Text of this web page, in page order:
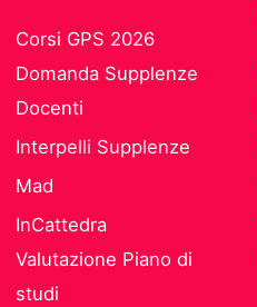
Corsi GPS 2026
Domanda Supplenze
Docenti
Interpelli Supplenze
Mad
InCattedra
Valutazione Piano di
studi